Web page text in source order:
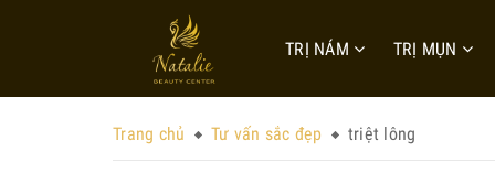
TRỊ NÁM TRỊ MỤN
Trang chủ Tư vấn sắc đẹp triệt lông